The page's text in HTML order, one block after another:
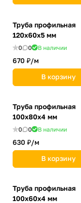
Труба профильная
120х60х5 мм
0 0 В наличии
670 ₽/м
В корзину
Труба профильная
100х80х4 мм
0 0 В наличии
630 ₽/м
В корзину
Труба профильная
100х60х4 мм